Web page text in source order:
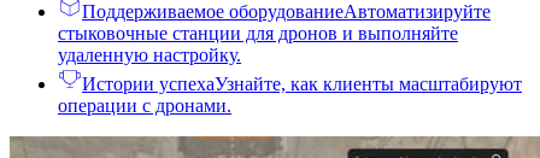
Поддерживаемое оборудованиеАвтоматизируйте
стыковочные станции для дронов и выполняйте
удаленную настройку.
Истории успехаУзнайте, как клиенты масштабируют
операции с дронами.